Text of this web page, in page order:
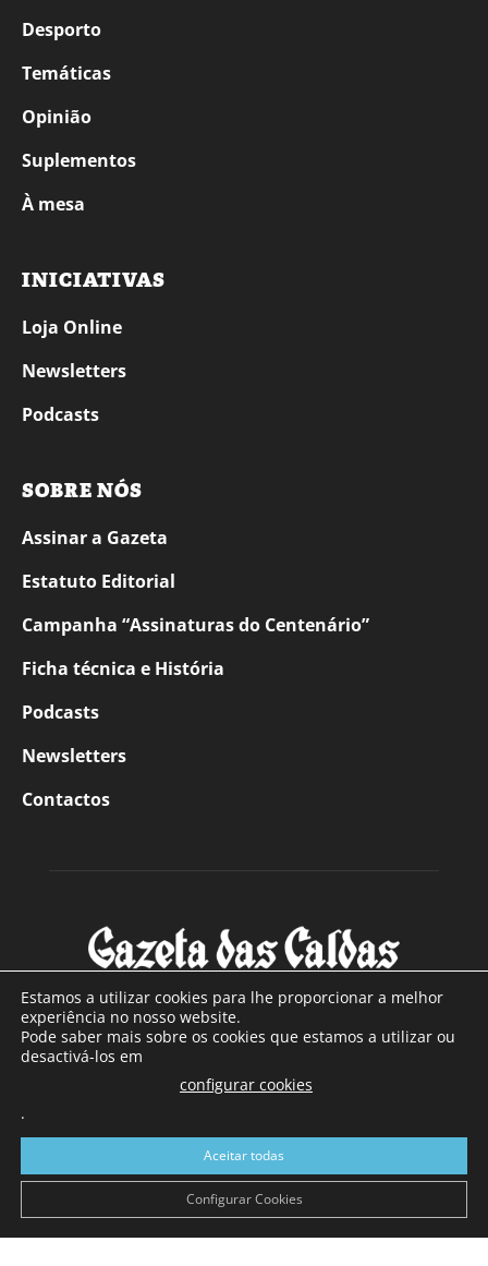
Desporto
Temáticas
Opinião
Suplementos
À mesa
INICIATIVAS
Loja Online
Newsletters
Podcasts
SOBRE NÓS
Assinar a Gazeta
Estatuto Editorial
Campanha “Assinaturas do Centenário”
Ficha técnica e História
Podcasts
Newsletters
Contactos
SOBRE NÓS
Com sede nas Caldas da Rainha e mais de 90 anos de
a sul de distrito de Leiria, com mais de 40.000 leitores por
toda a região Oeste. Jornal com distribuição em Portugal
Continental e assinatura online.
Estamos a utilizar cookies para lhe proporcionar a melhor
experiência no nosso website.
Pode saber mais sobre os cookies que estamos a utilizar ou
desactivá-los em
configurar cookies
.
Aceitar todas
Configurar Cookies